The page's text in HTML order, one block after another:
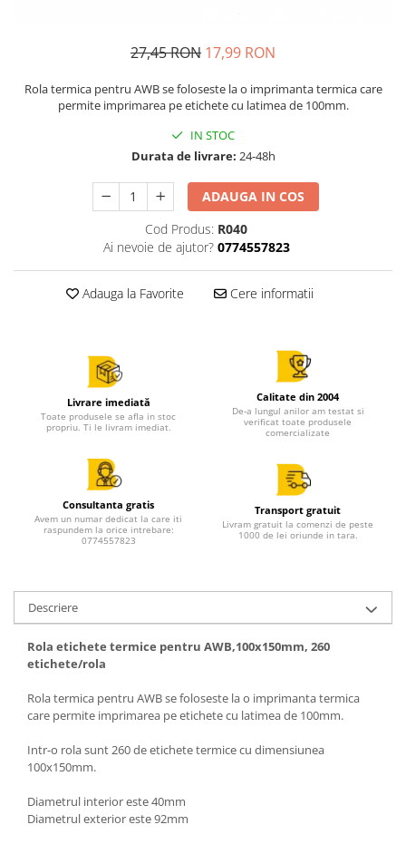
27,45 RON 17,99 RON
Rola termica pentru AWB se foloseste la o imprimanta termica care
permite imprimarea pe etichete cu latimea de 100mm.
IN STOC
Durata de livrare: 24-48h
ADAUGA IN COS
Cod Produs: R040
Ai nevoie de ajutor? 0774557823
Adauga la Favorite Cere informatii
Livrare imediată
Toate produsele se afla in stoc
propriu. Ti le livram imediat.
Calitate din 2004
De-a lungul anilor am testat si
verificat toate produsele
comercializate
Consultanta gratis
Avem un numar dedicat la care iti
raspundem la orice intrebare:
0774557823
Transport gratuit
Livram gratuit la comenzi de peste
1000 de lei oriunde in tara.
Descriere
Rola etichete termice pentru AWB,100x150mm, 260
etichete/rola
Rola termica pentru AWB se foloseste la o imprimanta termica
care permite imprimarea pe etichete cu latimea de 100mm.
Intr-o rola sunt 260 de etichete termice cu dimensiunea
100x150mm.
Diametrul interior este 40mm
Diametrul exterior este 92mm